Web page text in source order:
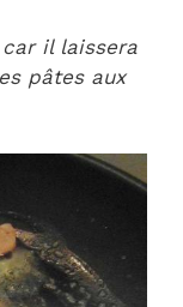
il laissera
pâtes aux